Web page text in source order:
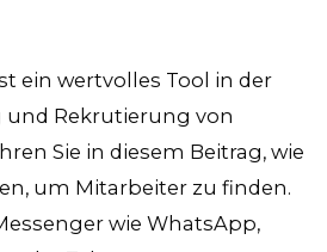
ein wertvolles Tool in der
Rekrutierung von
Sie in diesem Beitrag, wie
um Mitarbeiter zu finden.
wie WhatsApp,